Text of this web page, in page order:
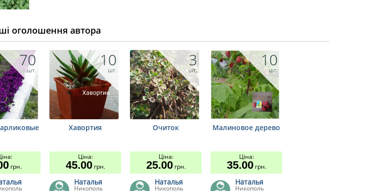
оголошення автора
70
шт.
грн.
10
шт.
Хавортия
Ціна:
45.00грн.
Наталья
Никополь
3
шт.
Очиток
Ціна:
25.00грн.
Наталья
Никополь
10
шт.
Малиновое дерево
Ціна:
35.00грн.
Наталья
Никополь